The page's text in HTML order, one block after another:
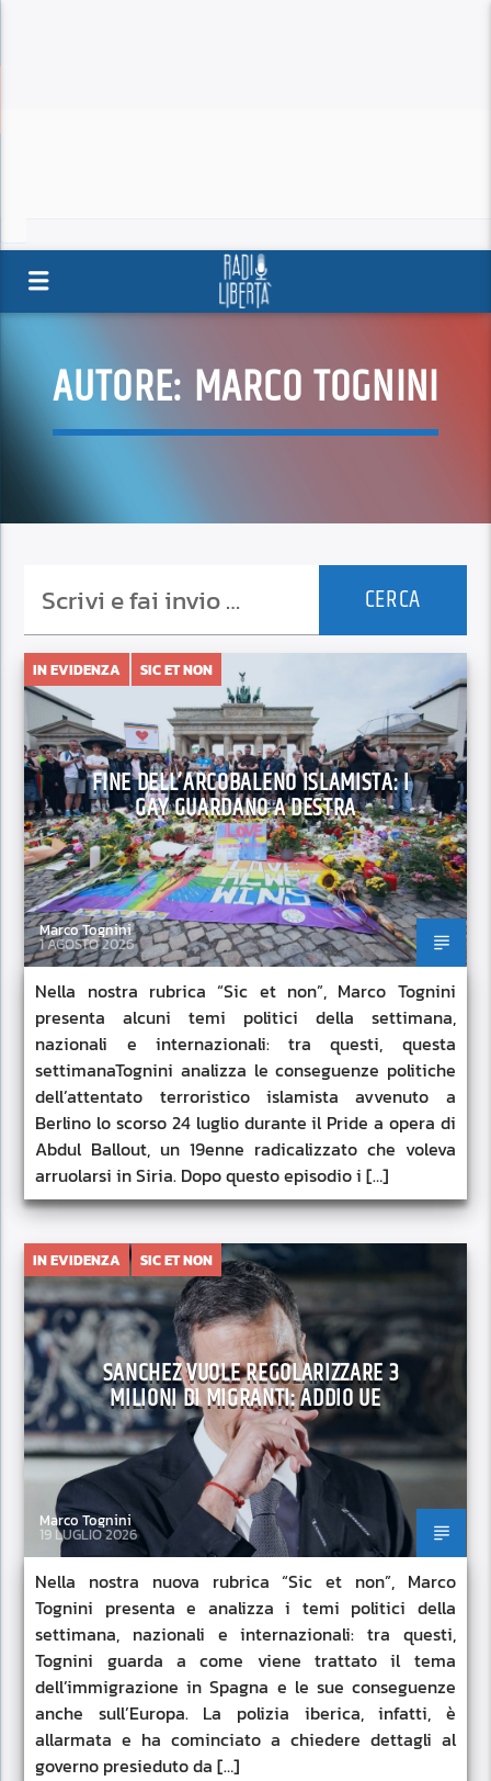
AUTORE: MARCO TOGNINI
IN EVIDENZA SIC ET NON
FINE DELL’ARCOBALENO ISLAMISTA: I
GAY GUARDANO A DESTRA
Marco Tognini
1 AGOSTO 2026
Nella nostra rubrica “Sic et non”, Marco Tognini
presenta alcuni temi politici della settimana,
nazionali e internazionali: tra questi, questa
settimanaTognini analizza le conseguenze politiche
dell’attentato terroristico islamista avvenuto a
Berlino lo scorso 24 luglio durante il Pride a opera di
Abdul Ballout, un 19enne radicalizzato che voleva
arruolarsi in Siria. Dopo questo episodio i […]
IN EVIDENZA SIC ET NON
SANCHEZ VUOLE REGOLARIZZARE 3
MILIONI DI MIGRANTI: ADDIO UE
Marco Tognini
19 LUGLIO 2026
Nella nostra nuova rubrica “Sic et non”, Marco
Tognini presenta e analizza i temi politici della
settimana, nazionali e internazionali: tra questi,
Tognini guarda a come viene trattato il tema
dell’immigrazione in Spagna e le sue conseguenze
anche sull’Europa. La polizia iberica, infatti, è
allarmata e ha cominciato a chiedere dettagli al
governo presieduto da […]